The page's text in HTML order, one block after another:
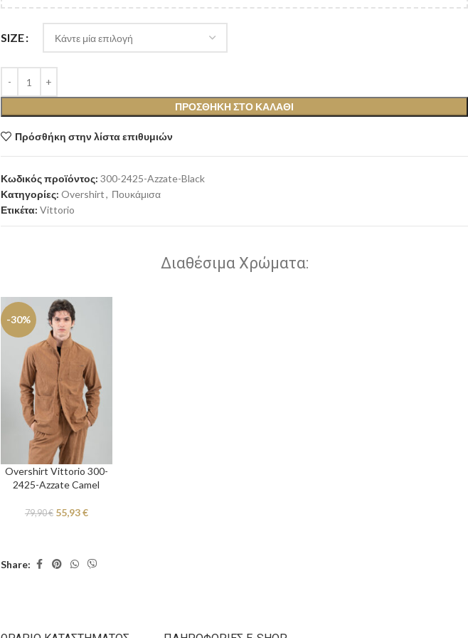
SIZE
ΠΡΟΣΘΉΚΗ ΣΤΟ ΚΑΛΆΘΙ
Πρόσθήκη στην λίστα επιθυμιών
Κωδικός προϊόντος: 300-2425-Azzate-Black
Κατηγορίες: Overshirt, Πουκάμισα
Ετικέτα: Vittorio
Διαθέσιμα Χρώματα:
-30%
Overshirt Vittorio 300-
2425-Azzate Camel
79,90€ 55,93€
Share: